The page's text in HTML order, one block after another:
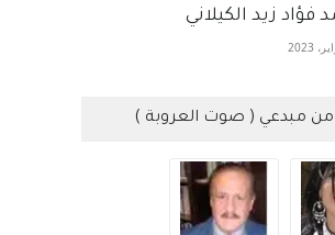
فؤاد زيد الكيلاني
مبدعي ( صوت العروبة )